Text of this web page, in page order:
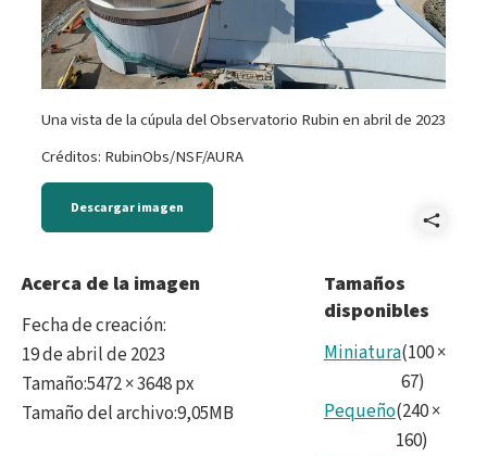
Una vista de la cúpula del Observatorio Rubin en abril de 2023
Créditos: RubinObs/NSF/AURA
Descargar imagen
Acerca de la imagen
Fecha de creación:
19 de abril de 2023
Tamaño:5472 × 3648 px
Tamaño del archivo:9,05MB
Tamaños
disponibles
Miniatura(100×
67)
Pequeño(240×
160)